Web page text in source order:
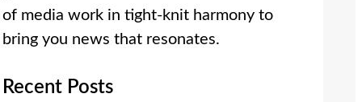
of media work in tight-knit harmony to
bring you news that resonates.
Recent Posts